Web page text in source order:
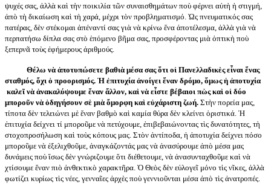
ψυχές σας, ἀλλὰ καὶ τὴν ποικιλία τῶν συναισθημάτων ποὺ φέρνει αὐτὴ ἡ στιγμή,
ἀπὸ τὴ δικαίωση καὶ τὴ χαρά, μέχρι τὸν προβληματισμό. Ὡς πνευματικός σας
πατέρας, δὲν στέκομαι ἀπέναντί σας γιὰ νὰ κρίνω ἕνα ἀποτέλεσμα, ἀλλὰ γιὰ νὰ
περπατήσω δίπλα σας στὸ ἑπόμενο βῆμα σας, προσφέροντας μιὰ ὀπτικὴ ποὺ
ξεπερνᾶ τοὺς ἐφήμερους ἀριθμούς.
Θέλω νὰ ἀποτυπώσετε βαθιὰ μέσα σας ὅτι οἱ Πανελλαδικὲς εἶναι ἕνας
σταθμός, ὄχι ὁ προορισμός. Ἡ ἐπιτυχία ἀνοίγει ἕναν δρόμο, ὅμως ἡ ἀποτυχία
καλεῖ νὰ ἀνακαλύψουμε ἕναν ἄλλον, καὶ νὰ εἶστε βέβαιοι πὼς καὶ οἱ δύο
μποροῦν νὰ ὁδηγήσουν σὲ μιὰ ὄμορφη καὶ εὐχάριστη ζωή. Στὴν πορεία μας,
τίποτα δὲν τελειώνει μὲ ἕναν βαθμὸ καὶ καμία θύρα δὲν κλείνει ὁριστικά. Ἡ
ἐπιτυχία δείχνει τί μποροῦμε νὰ πετύχουμε, ἐπιβεβαιώνοντας τὶς δυνατότητες, τὴ
στοχοπροσήλωση καὶ τοὺς κόπους μας. Στὸν ἀντίποδα, ἡ ἀποτυχία δείχνει πόσο
μποροῦμε νὰ ἐξελιχθοῦμε, ἀναγκάζοντάς μας νὰ ἀνασύρουμε ἀπὸ μέσα μας
δυνάμεις ποὺ ἴσως δὲν γνώριζουμε ὅτι διέθετουμε, νὰ ἀνασυνταχθοῦμε καὶ νὰ
χτίσουμε ἕναν πιὸ ἀνθεκτικὸ χαρακτῆρα. Ὁ Θεὸς δὲν εὐλογεῖ μόνο τὶς νῖκες, ἀλλὰ
φωτίζει κυρίως τὶς νέες, γενναῖες ἀρχὲς ποὺ γεννιοῦνται μέσα ἀπὸ τὶς ἀνατροπές.